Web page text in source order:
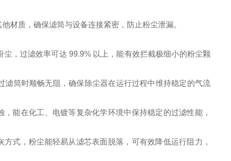
材质，确保滤筒与设备连接紧密，防止粉尘泄漏。
，过滤效率可达 99.9% 以上，能有效拦截极细小的粉尘颗
筒时顺畅无阻，确保除尘器在运行过程中维持稳定的气流
能在化工、电镀等复杂化学环境中保持稳定的过滤性能，
式，粉尘能轻易从滤芯表面脱落，可有效降低运行阻力，